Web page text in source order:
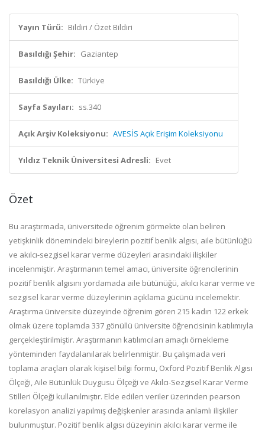
Yayın Türü: Bildiri / Özet Bildiri
Basıldığı Şehir: Gaziantep
Basıldığı Ülke: Türkiye
Sayfa Sayıları: ss.340
Açık Arşiv Koleksiyonu: AVESİS Açık Erişim Koleksiyonu
Yıldız Teknik Üniversitesi Adresli: Evet
Özet
Bu araştırmada, üniversitede öğrenim görmekte olan beliren
yetişkinlik dönemindeki bireylerin pozitif benlik algısı, aile bütünlüğü
ve akılcı-sezgisel karar verme düzeyleri arasındaki ilişkiler
incelenmiştir. Araştırmanın temel amacı, üniversite öğrencilerinin
pozitif benlik algısını yordamada aile bütünüğü, akılcı karar verme ve
sezgisel karar verme düzeylerinin açıklama gücünü incelemektir.
Araştırma üniversite düzeyinde öğrenim gören 215 kadın 122 erkek
olmak üzere toplamda 337 gönüllü üniversite öğrencisinin katılımıyla
gerçekleştirilmiştir. Araştırmanın katılımcıları amaçlı örnekleme
yönteminden faydalanılarak belirlenmiştir. Bu çalışmada veri
toplama araçları olarak kişisel bilgi formu, Oxford Pozitif Benlik Algısı
Ölçeği, Aile Bütünlük Duygusu Ölçeği ve Akılcı-Sezgisel Karar Verme
Stilleri Ölçeği kullanılmıştır. Elde edilen veriler üzerinden pearson
korelasyon analizi yapılmış değişkenler arasında anlamlı ilişkiler
bulunmuştur. Pozitif benlik algısı düzeyinin akılcı karar verme ile